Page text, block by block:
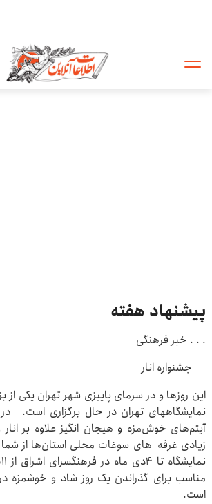
پیشنهاد هفته
. . . خبر فرهنگی
جشنواره انار
این روزها و در سرمای پاییزی شهر تهران یکی
نمایشگاههای تهران در حال برگزاری است. در
آیتم‌های خوش‌مزه و هیجان انگیز علاوه بر
زیادی غرفه های سوغات محلی استان‌ها از
مناسب برای گذراندن یک روز شاد و خوشمزه
است.